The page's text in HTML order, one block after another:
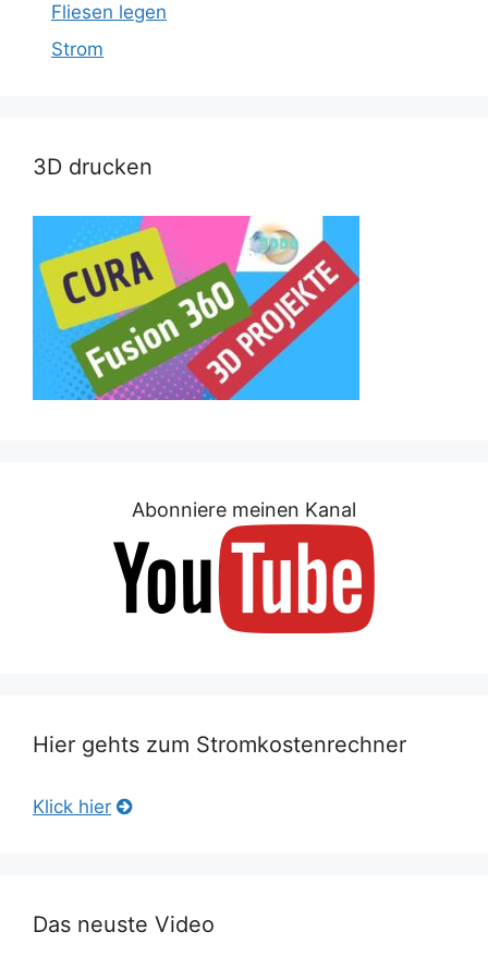
Fliesen legen
Strom
3D drucken
Abonniere meinen Kanal
Hier gehts zum Stromkostenrechner
Klick hier
Das neuste Video